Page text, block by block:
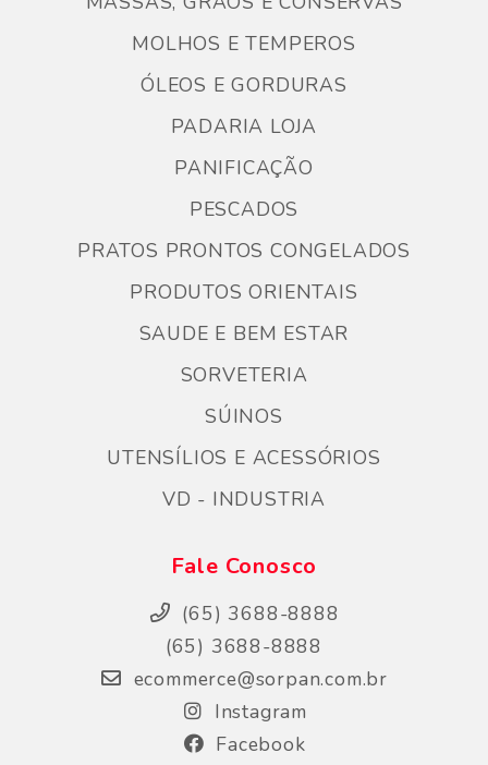
MOLHOS E TEMPEROS
ÓLEOS E GORDURAS
PADARIA LOJA
PANIFICAÇÃO
PESCADOS
PRATOS PRONTOS CONGELADOS
PRODUTOS ORIENTAIS
SAUDE E BEM ESTAR
SORVETERIA
SÚINOS
UTENSÍLIOS E ACESSÓRIOS
VD - INDUSTRIA
Fale Conosco
(65) 3688-8888
(65) 3688-8888
ecommerce@sorpan.com.br
Instagram
Facebook